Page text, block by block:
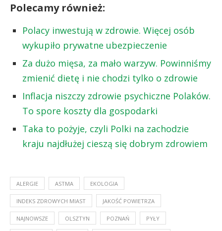
Polecamy również:
Polacy inwestują w zdrowie. Więcej osób
wykupiło prywatne ubezpieczenie
Za dużo mięsa, za mało warzyw. Powinniśmy
zmienić dietę i nie chodzi tylko o zdrowie
Inflacja niszczy zdrowie psychiczne Polaków.
To spore koszty dla gospodarki
Taka to pożyje, czyli Polki na zachodzie
kraju najdłużej cieszą się dobrym zdrowiem
ALERGIE ASTMA EKOLOGIA
INDEKS ZDROWYCH MIAST JAKOŚĆ POWIETRZA
NAJNOWSZE OLSZTYN POZNAŃ PYŁY